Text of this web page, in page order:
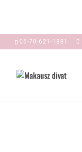
06-70-621-1881